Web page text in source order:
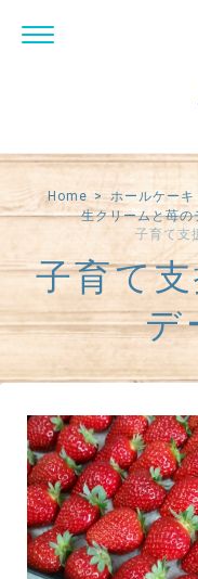
Home
ホールケー
生クリームと苺
子育て支
子育て
デ